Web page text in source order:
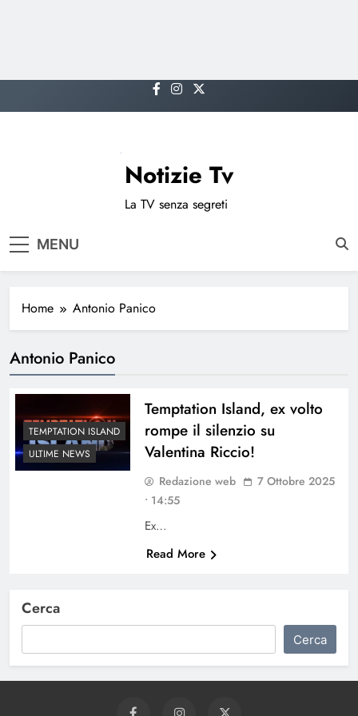
to
Notizie Tv
La TV senza segreti
MENU
Home Antonio Panico
Antonio Panico
TEMPTATION ISLAND
ULTIME NEWS
Temptation Island, ex volto
rompe il silenzio su
Valentina Riccio!
Redazione web
7 Ottobre 2025
• 14:55
Ex…
Read More
Cerca
Cerca